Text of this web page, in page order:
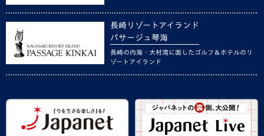
長崎リゾートアイランド
パサージュ琴海
長崎の内海・大村湾に面したゴルフ＆ホテルのリ
ゾートアイランド